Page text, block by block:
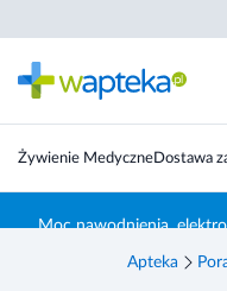
Żywienie MedyczneDostawa
Moc nawodnienia,
Apteka